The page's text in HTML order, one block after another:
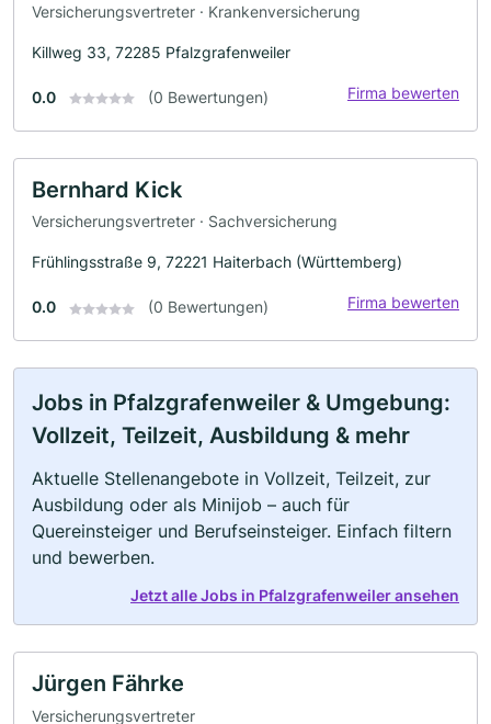
Versicherungsvertreter · Krankenversicherung
Killweg 33, 72285 Pfalzgrafenweiler
0.0 (0 Bewertungen) Firma bewerten
Bernhard Kick
Versicherungsvertreter · Sachversicherung
Frühlingsstraße 9, 72221 Haiterbach (Württemberg)
0.0 (0 Bewertungen) Firma bewerten
Jobs in Pfalzgrafenweiler & Umgebung:
Vollzeit, Teilzeit, Ausbildung & mehr
Aktuelle Stellenangebote in Vollzeit, Teilzeit, zur
Ausbildung oder als Minijob – auch für
Quereinsteiger und Berufseinsteiger. Einfach filtern
und bewerben.
Jetzt alle Jobs in Pfalzgrafenweiler ansehen
Jürgen Fährke
Versicherungsvertreter